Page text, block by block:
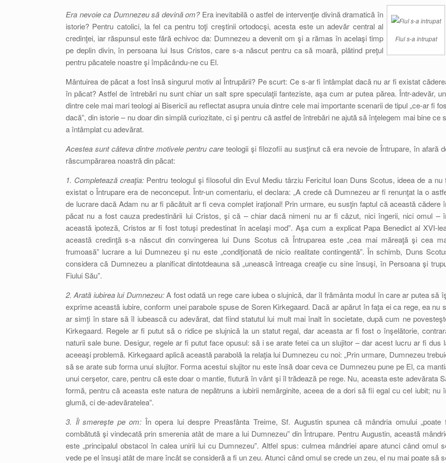
Fiul s-a întrupat
Era nevoie ca Dumnezeu să devină om?Era inevitabilă o astfel de intervenţie divină dramatică în
istorie? Pentru catolici, la fel ca pentru toţi creştinii ortodocşi, acesta este un adevăr central al
credinţei, iar răspunsul este fără echivoc da: Dumnezeu a devenit om şi a rămas în acelaşi timp
pe deplin divin, în persoana lui Isus Cristos, care s-a născut pentru ca să moară, plătind preţul
pentru păcatele noastre şi împăcându-ne cu El.
Mântuirea de păcat a fost însă singurul motiv al Întrupării? Pe scurt: Ce s-ar fi întâmplat dacă nu ar fi existat
în păcat? Astfel de întrebări nu sunt chiar un salt spre speculaţii fanteziste, aşa cum ar putea părea. Într-adevăr,
dintre cele mai mari teologi ai Bisericii au reflectat asupra unuia dintre cele mai importante scenarii de tipul „ce-ar fi
dacă”, din istorie – nu doar din simplă curiozitate, ci şi pentru că astfel de întrebări ne ajută să înţelegem mai bine ce
a întâmplat cu adevărat.
Acestea sunt câteva dintre motivele pentru careteologii şi filozofii au susţinut că era nevoie de Întrupare, în afară
răscumpărarea noastră din păcat:
1. Completează creaţia: Pentru teologul şi filosoful din Evul Mediu târziu Fericitul Ioan Duns Scotus, ideea de a nu
existat o Întrupare era de neconceput. Într-un comentariu, el declara: „A crede că Dumnezeu ar fi renunţat la o
de lucrare dacă Adam nu ar fi păcătuit ar fi ceva complet iraţional! Prin urmare, eu susţin faptul că această cădere
păcat nu a fost cauza predestinării lui Cristos, şi că – chiar dacă nimeni nu ar fi căzut, nici îngerii, nici omul –
această ipoteză, Cristos ar fi fost totuşi predestinat în acelaşi mod”. Aşa cum a explicat Papa Benedict al XVI-
această credinţă s-a născut din convingerea lui Duns Scotus că Întruparea este „cea mai măreaţă şi cea
frumoasă” lucrare a lui Dumnezeu şi nu este „condiţionată de nicio realitate contingentă”. În schimb, Duns
considera că Dumnezeu a planificat dintotdeauna să „unească întreaga creaţie cu sine însuşi, în Persoana şi
Fiului Său”.
2. Arată iubirea lui Dumnezeu:A fost odată un rege care iubea o slujnică, dar îl frământa modul în care ar putea să
exprime această iubire, conform unei parabole spuse de Soren Kirkegaard. Dacă ar apărut în faţa ei ca rege, ea nu
ar simţi în stare să îl iubească cu adevărat, dat fiind statutul lui mult mai înalt în societate, după cum ne
Kirkegaard. Regele ar fi putut să o ridice pe slujnică la un statut regal, dar aceasta ar fi fost o înşelătorie,
naturii sale bune. Desigur, regele ar fi putut face opusul: să i se arate fetei ca un slujitor – dar acest lucru ar fi dus
aceeaşi problemă. Kirkegaard aplică această parabolă la relaţia lui Dumnezeu cu noi: „Prin urmare, Dumnezeu
să se arate sub forma unui slujitor. Forma acestui slujitor nu este însă doar ceva ce Dumnezeu pune pe El, ca
unui cerşetor, care, pentru că este doar o mantie, flutură în vânt şi îl trădează pe rege. Nu, aceasta este adevărata
formă, pentru că aceasta este natura de nepătruns a iubirii nemărginite, aceea de a dori să fii egal cu cel iubit; nu
glumă, ci de-adevăratelea”.
3. Îl smereşte pe om: În opera lui despre Preasfânta Treime, Sf. Augustin spunea că mândria omului „poate
combătută şi vindecată prin smerenia atât de mare a lui Dumnezeu” din Întrupare. Pentru Augustin, această
este „principalul obstacol în calea unirii lui cu Dumnezeu”. Altfel spus: culmea mândriei apare atunci când omul
vede pe el însuşi atât de mare încât se consideră a fi un zeu. Atunci când omul se crede un zeu, el nu mai poate să